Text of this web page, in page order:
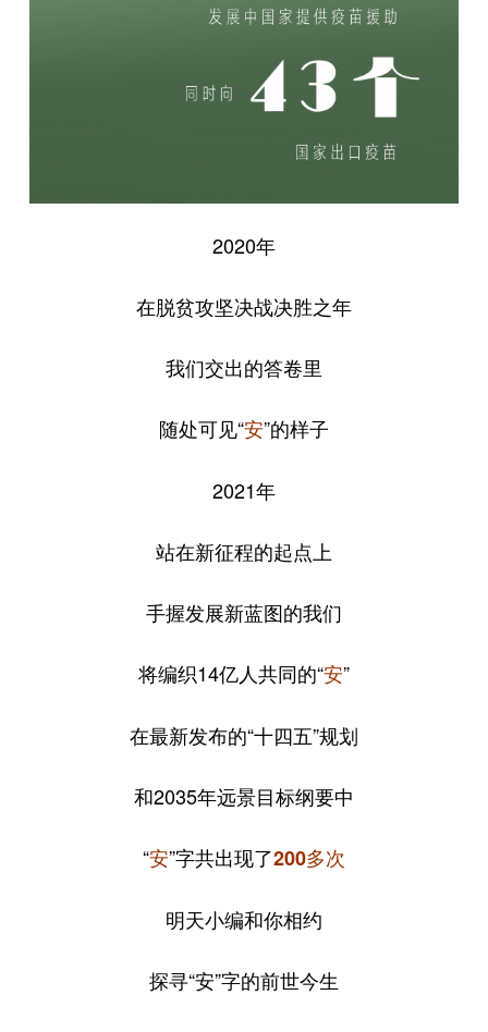
2020年
在脱贫攻坚决战决胜之年
我们交出的答卷里
随处可见“安”的样子
2021年
站在新征程的起点上
手握发展新蓝图的我们
将编织14亿人共同的“安”
在最新发布的“十四五”规划
和2035年远景目标纲要中
“安”字共出现了200多次
明天小编和你相约
探寻“安”字的前世今生